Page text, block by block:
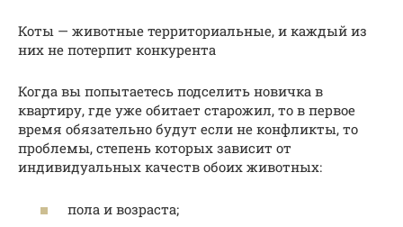
Коты — животные территориальные, и каждый из
них не потерпит конкурента
Когда вы попытаетесь подселить новичка в
квартиру, где уже обитает старожил, то в первое
время обязательно будут если не конфликты, то
проблемы, степень которых зависит от
индивидуальных качеств обоих животных:
пола и возраста;